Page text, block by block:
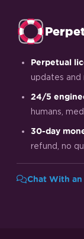
Perpetual
updates and
24/5
humans,
30-day
refund, no
Chat With